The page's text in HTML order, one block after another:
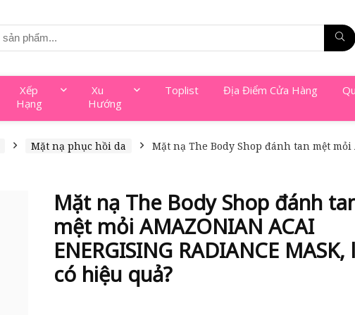
Xếp
Hạng
Xu
Hướng
Toplist Địa Điểm Cửa Hàng
Mặt nạ phục hồi da
Mặt nạ The Body Shop đánh tan mệt mỏi
Mặt nạ The Body Shop đánh
mệt mỏi AMAZONIAN ACAI
ENERGISING RADIANCE MASK,
có hiệu quả?